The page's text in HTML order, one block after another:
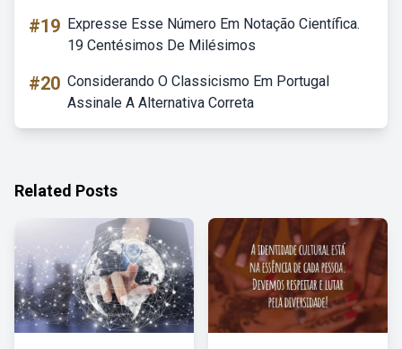
#19 Expresse Esse Número Em Notação Científica.
19 Centésimos De Milésimos
#20 Considerando O Classicismo Em Portugal
Assinale A Alternativa Correta
Related Posts